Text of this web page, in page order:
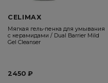
CELIMAX
Мягкая гель-пенка для умывания
с керамидами / Dual Barrier Mild
Gel Cleanser
2450 ₽